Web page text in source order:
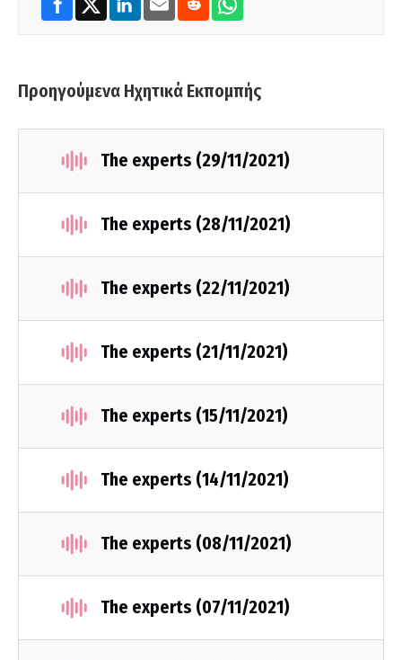
Προηγούμενα Ηχητικά Εκπομπής
The experts (29/11/2021)
The experts (28/11/2021)
The experts (22/11/2021)
The experts (21/11/2021)
The experts (15/11/2021)
The experts (14/11/2021)
The experts (08/11/2021)
The experts (07/11/2021)